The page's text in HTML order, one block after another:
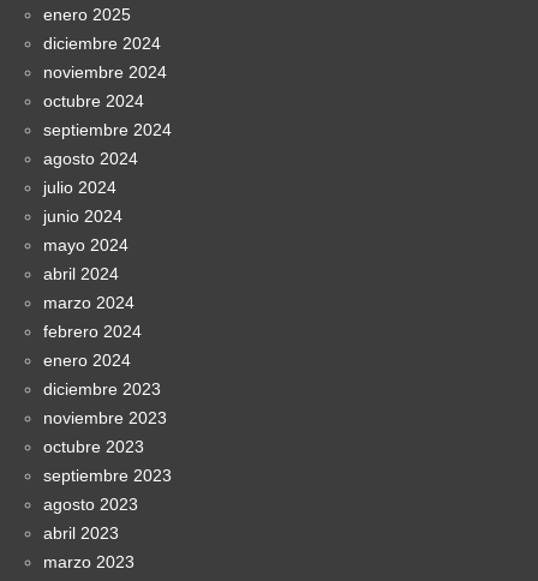
enero 2025
diciembre 2024
noviembre 2024
octubre 2024
septiembre 2024
agosto 2024
julio 2024
junio 2024
mayo 2024
abril 2024
marzo 2024
febrero 2024
enero 2024
diciembre 2023
noviembre 2023
octubre 2023
septiembre 2023
agosto 2023
abril 2023
marzo 2023